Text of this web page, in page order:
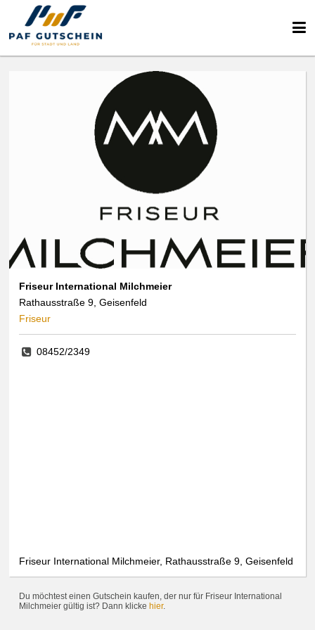
Friseur International Milchmeier
Rathausstraße 9, Geisenfeld
Friseur
08452/2349
Friseur International Milchmeier, Rathausstraße 9, Geisenfeld
Du möchtest einen Gutschein kaufen, der nur für Friseur International
Milchmeier gültig ist? Dann klicke hier.